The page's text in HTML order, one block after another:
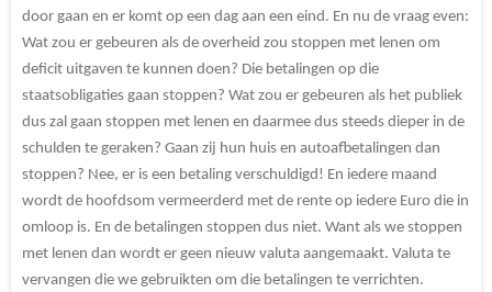
door gaan en er komt op een dag aan een eind. En nu de vraag even:
Wat zou er gebeuren als de overheid zou stoppen met lenen om
deficit uitgaven te kunnen doen? Die betalingen op die
staatsobligaties gaan stoppen? Wat zou er gebeuren als het publiek
dus zal gaan stoppen met lenen en daarmee dus steeds dieper in de
schulden te geraken? Gaan zij hun huis en autoafbetalingen dan
stoppen? Nee, er is een betaling verschuldigd! En iedere maand
wordt de hoofdsom vermeerderd met de rente op iedere Euro die in
omloop is. En de betalingen stoppen dus niet. Want als we stoppen
met lenen dan wordt er geen nieuw valuta aangemaakt. Valuta te
vervangen die we gebruikten om die betalingen te verrichten.